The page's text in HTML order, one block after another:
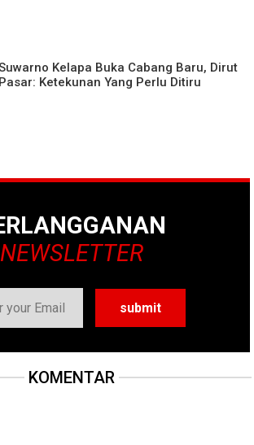
Kelapa Buka Cabang Baru, Dirut
Ketekunan Yang Perlu Ditiru
NEWSLETTER
KOMENTAR